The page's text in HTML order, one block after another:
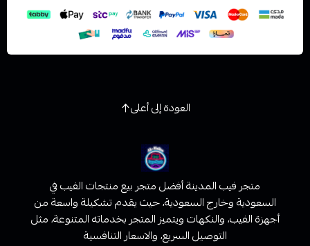
العودة إلى أعلى
متجر فيب المدينة أفضل متجر بيع منتجات الفيب في
السعودية وخارج السعودية، حيث يقدم تشكيلة واسعة من
أجهزة الفيب، والنكهات ويتميز المتجر بخدماته المتنوعة، مثل
التوصيل السريع، والاسعار التنافسية